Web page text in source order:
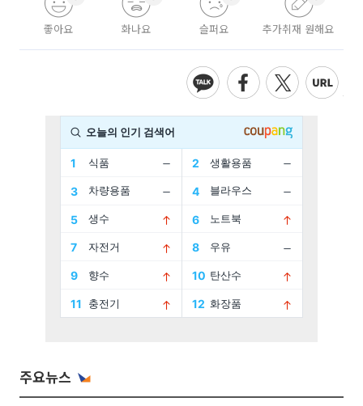
좋아요 화나요 슬퍼요 추가취재 원해요
주요뉴스